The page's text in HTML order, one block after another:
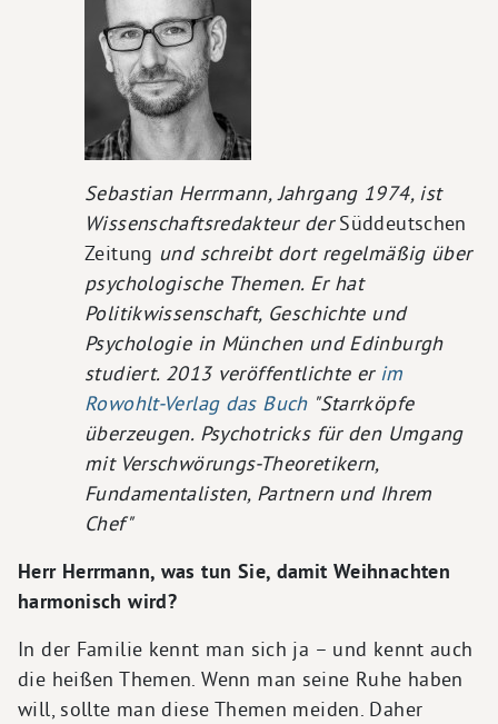
Sebastian Herrmann, Jahrgang 1974, ist
Wissenschaftsredakteur derSüddeutschen
Zeitung und schreibt dort regelmäßig über
psychologische Themen. Er hat
Politikwissenschaft, Geschichte und
Psychologie in München und Edinburgh
studiert. 2013 veröffentlichte er im
Rowohlt-Verlag das Buch"Starrköpfe
überzeugen. Psychotricks für den Umgang
mit Verschwörungs-Theoretikern,
Fundamentalisten, Partnern und Ihrem
Chef"
Herr Herrmann, was tun Sie, damit Weihnachten
harmonisch wird?
In der Familie kennt man sich ja – und kennt auch
die heißen Themen. Wenn man seine Ruhe haben
will, sollte man diese Themen meiden. Daher